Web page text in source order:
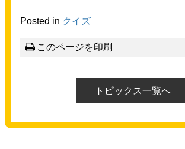
Posted in クイズ
このページを印刷
トピックス一覧へ